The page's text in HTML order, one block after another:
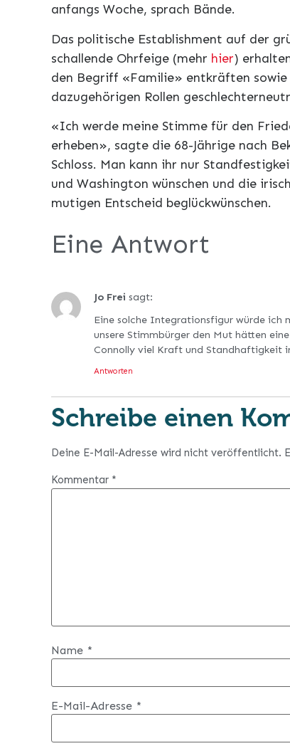
anfangs Woche, sprach Bände.
Das politische Establishment auf der
schallende Ohrfeige (mehr hier)
den Begriff «Familie» entkräften
dazugehörigen Rollen
«Ich werde meine Stimme für den
erheben», sagte die 68-Jährige nach
Schloss. Man kann ihr nur
und Washington wünschen und die
mutigen Entscheid beglückwünschen.
Eine Antwort
Jo Frei sagt:
Eine solche Integrationsfigur würde ich
unsere Stimmbürger den Mut hätten
Connolly viel Kraft und Standhaftigkeit
Antworten
Schreibe einen
Deine E-Mail-Adresse wird nicht veröffentlicht.
Kommentar *
Name *
E-Mail-Adresse *